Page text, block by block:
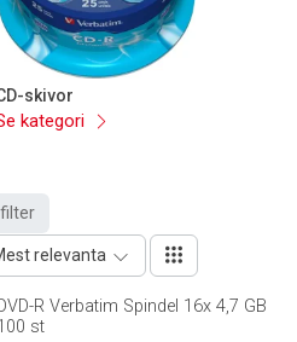
skivor
kategori
relevanta
R Verbatim Spindel 16x 4,7 GB
st